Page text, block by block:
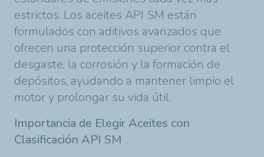
estrictos. Los aceites API SM están
formulados con aditivos avanzados que
ofrecen una protección superior contra el
desgaste, la corrosión y la formación de
depósitos, ayudando a mantener limpio el
motor y prolongar su vida útil.
Importancia de Elegir Aceites con
Clasificación API SM